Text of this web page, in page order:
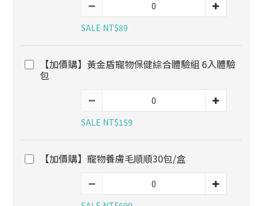
SALE NT$89
【加價購】黃金盾寵物保健綜合體驗組 6入體驗
包
SALE NT$159
【加價購】寵物養膚毛順順30包/盒